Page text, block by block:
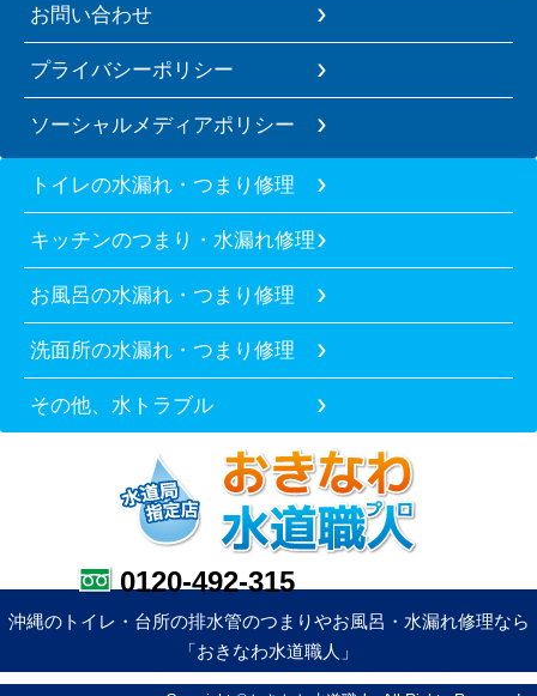
お問い合わせ
プライバシーポリシー
ソーシャルメディアポリシー
トイレの水漏れ・つまり修理
キッチンのつまり・水漏れ修理
お風呂の水漏れ・つまり修理
洗面所の水漏れ・つまり修理
その他、水トラブル
0120-492-315
沖縄のトイレ・台所の排水管のつまりやお風呂・水漏れ修理なら
「おきなわ水道職人」